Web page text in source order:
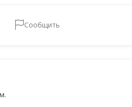
Сообщить